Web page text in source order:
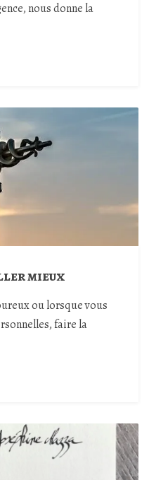
nous donne la
mieux
ou lorsque vous
faire la